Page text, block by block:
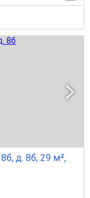
д. 8б, 29 м²,